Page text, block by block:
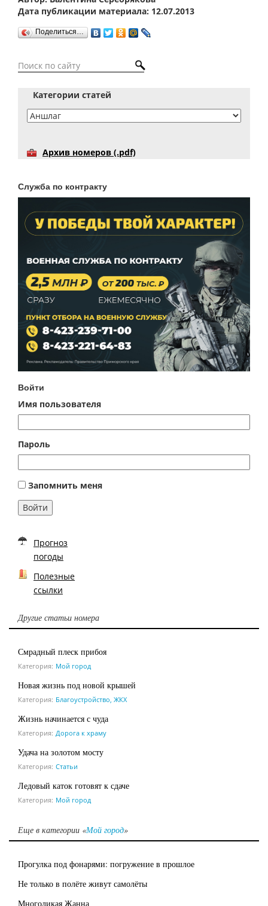
Дата публикации материала: 12.07.2013
Поделиться…
Категории статей
Архив номеров (.pdf)
Служба по контракту
Войти
Имя пользователя
Пароль
Запомнить меня
Войти
Прогноз
погоды
Полезные
ссылки
Другие статьи номера
Смрадный плеск прибоя
Категория: Мой город
Новая жизнь под новой крышей
Категория: Благоустройство, ЖКХ
Жизнь начинается с чуда
Категория: Дорога к храму
Удача на золотом мосту
Категория: Статьи
Ледовый каток готовят к сдаче
Категория: Мой город
Еще в категории «Мой город»
Прогулка под фонарями: погружение в прошлое
Не только в полёте живут самолёты
Многоликая Жанна